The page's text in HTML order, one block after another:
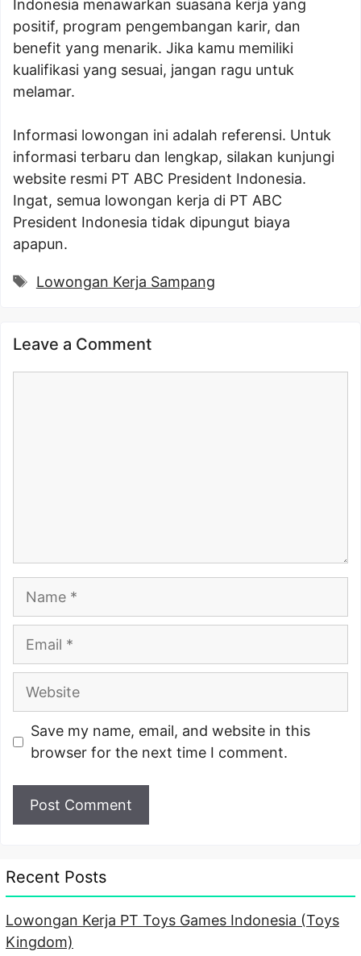
Indonesia menawarkan suasana kerja yang
positif, program pengembangan karir, dan
benefit yang menarik. Jika kamu memiliki
kualifikasi yang sesuai, jangan ragu untuk
melamar.
Informasi lowongan ini adalah referensi. Untuk
informasi terbaru dan lengkap, silakan kunjungi
website resmi PT ABC President Indonesia.
Ingat, semua lowongan kerja di PT ABC
President Indonesia tidak dipungut biaya
apapun.
Tags
Lowongan Kerja Sampang
Leave a Comment
Website
Save my name, email, and website in this
browser for the next time I comment.
Recent Posts
Lowongan Kerja PT Toys Games Indonesia (Toys
Kingdom)